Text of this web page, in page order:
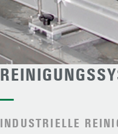
—
INDUSTRIELLE